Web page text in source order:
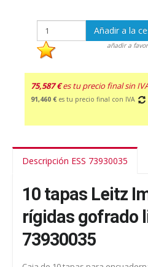
Añadir a la
añadir a
75,587 € es tu precio final sin
91,460 € es tu precio final con IVA
Descripción ESS 73930035
10 tapas Leitz
rígidas gofrado
73930035